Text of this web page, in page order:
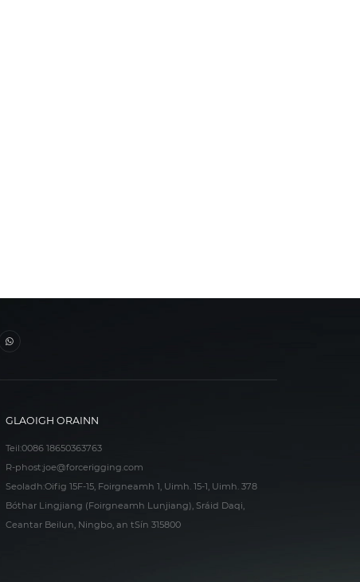
GLAOIGH ORAINN
Teil:0086 18650363763
R-phost:joe@forcerigging.com
Seoladh:Oifig 15F-15, Foirgneamh 1, Uimh. 15-1, Uimh. 378
Bóthar Lingjiang (Foirgneamh Lunjiang), Sráid Daqi,
Ceantar Beilun, Ningbo, an tSín 315800